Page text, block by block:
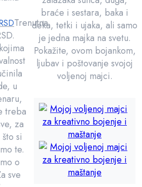
Trenutna
u
treba
za
si
te.
o
sve
braće i sestara, baka i
deka, tetki i ujaka, ali samo
je jedna majka na svetu.
Pokažite, ovom bojankom,
ljubav i poštovanje svojoj
voljenoj majci.